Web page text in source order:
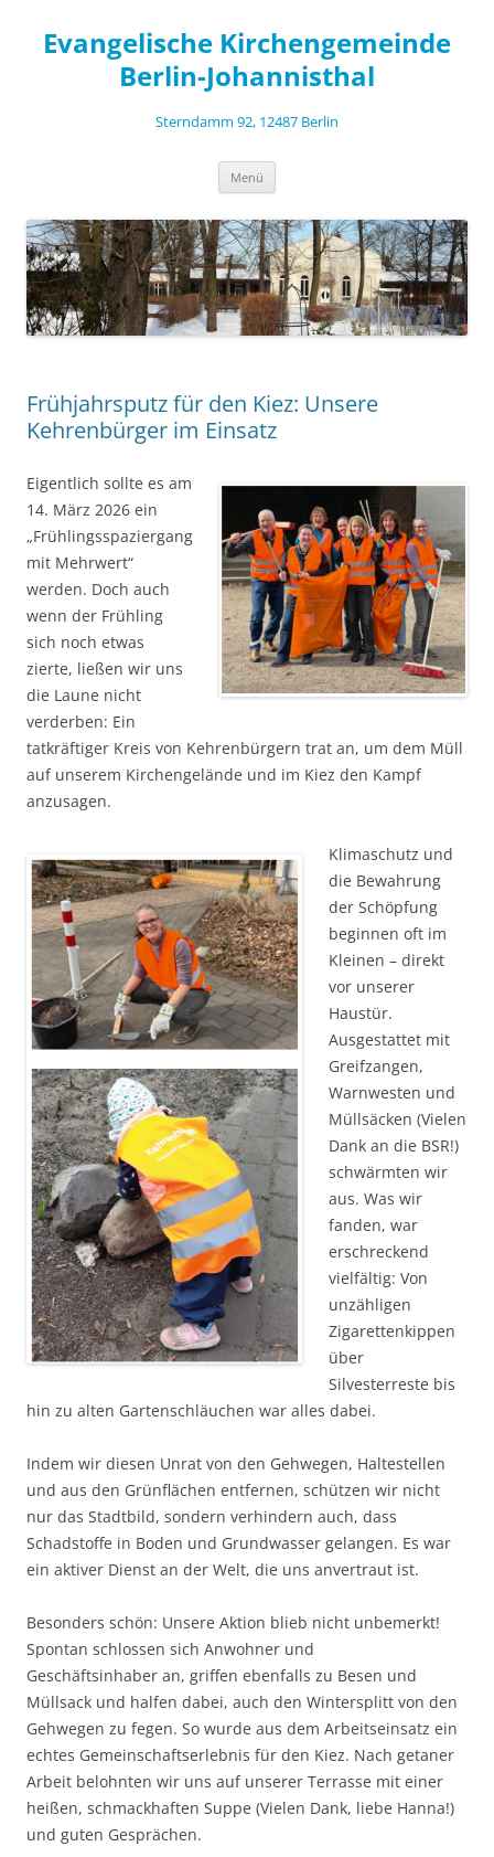
springen
Evangelische Kirchengemeinde
Berlin-Johannisthal
Sterndamm 92, 12487 Berlin
Menü
Frühjahrsputz für den Kiez: Unsere
Kehrenbürger im Einsatz
Eigentlich sollte es am
14. März 2026 ein
„Frühlingsspaziergang
mit Mehrwert“
werden. Doch auch
wenn der Frühling
sich noch etwas
zierte, ließen wir uns
die Laune nicht
verderben: Ein
tatkräftiger Kreis von Kehrenbürgern trat an, um dem Müll
auf unserem Kirchengelände und im Kiez den Kampf
anzusagen.
Klimaschutz und
die Bewahrung
der Schöpfung
beginnen oft im
Kleinen – direkt
vor unserer
Haustür.
Ausgestattet mit
Greifzangen,
Warnwesten und
Müllsäcken (Vielen
Dank an die BSR!)
schwärmten wir
aus. Was wir
fanden, war
erschreckend
vielfältig: Von
unzähligen
Zigarettenkippen
über
Silvesterreste bis
hin zu alten Gartenschläuchen war alles dabei.
Indem wir diesen Unrat von den Gehwegen, Haltestellen
und aus den Grünflächen entfernen, schützen wir nicht
nur das Stadtbild, sondern verhindern auch, dass
Schadstoffe in Boden und Grundwasser gelangen. Es war
ein aktiver Dienst an der Welt, die uns anvertraut ist.
Besonders schön: Unsere Aktion blieb nicht unbemerkt!
Spontan schlossen sich Anwohner und
Geschäftsinhaber an, griffen ebenfalls zu Besen und
Müllsack und halfen dabei, auch den Wintersplitt von den
Gehwegen zu fegen. So wurde aus dem Arbeitseinsatz ein
echtes Gemeinschaftserlebnis für den Kiez. Nach getaner
Arbeit belohnten wir uns auf unserer Terrasse mit einer
heißen, schmackhaften Suppe (Vielen Dank, liebe Hanna!)
und guten Gesprächen.